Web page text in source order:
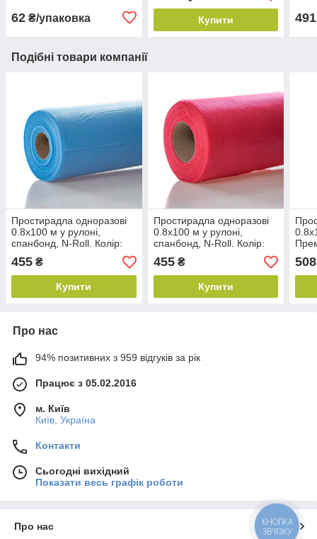
62 ₴/упаковка Купити 491
Подібні товари компанії
Простирадла одноразові
0.8х100 м у рулоні,
спанбонд, N-Roll. Колір:
блакитний
455 ₴
Купити
Простирадла одноразові
0.8х100 м у рулоні,
спанбонд, N-Roll. Колір:
червоний
455₴
Купити
Roll.
508
Про нас
94% позитивних з 959 відгуків за рік
Працює з 05.02.2016
м. Київ
Київ, Україна
Контакти
Сьогодні вихідний
Показати весь графік роботи
Про нас
КНОПКА
ЗВ'ЯЗКУ